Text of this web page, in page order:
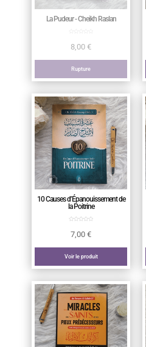
La Pudeur - Cheikh Raslan
8,00€
Rupture
10 Causes d’Épanouissement de
la Poitrine
7,00€
Voir le produit